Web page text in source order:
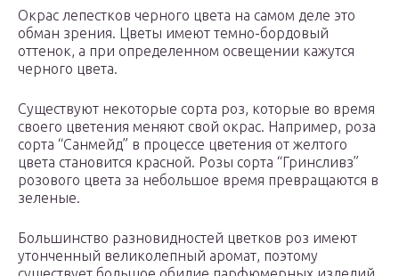
Окрас лепестков черного цвета на самом деле это
обман зрения. Цветы имеют темно-бордовый
оттенок, а при определенном освещении кажутся
черного цвета.
Существуют некоторые сорта роз, которые во время
своего цветения меняют свой окрас. Например, роза
сорта “Санмейд” в процессе цветения от желтого
цвета становится красной. Розы сорта “Гринсливз”
розового цвета за небольшое время превращаются в
зеленые.
Большинство разновидностей цветков роз имеют
утонченный великолепный аромат, поэтому